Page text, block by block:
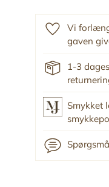
Vi
gaven
1-3
Smykket